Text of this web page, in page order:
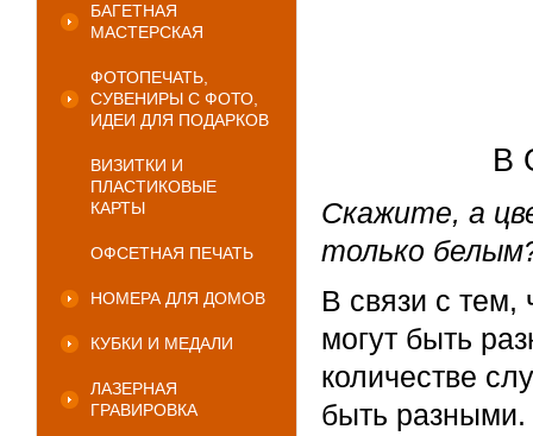
БАГЕТНАЯ
МАСТЕРСКАЯ
ФОТОПЕЧАТЬ,
СУВЕНИРЫ С ФОТО,
ИДЕИ ДЛЯ ПОДАРКОВ
ВИЗИТКИ И
ПЛАСТИКОВЫЕ
КАРТЫ
ОФСЕТНАЯ ПЕЧАТЬ
НОМЕРА ДЛЯ ДОМОВ
КУБКИ И МЕДАЛИ
ЛАЗЕРНАЯ
ГРАВИРОВКА
В
Скажите, а
только
В связи с тем,
могут быть
количестве
быть